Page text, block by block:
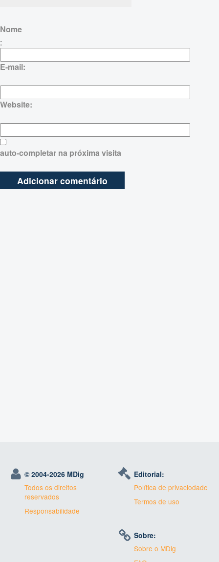
Nome
:
E-mail:
Website:
auto-completar na próxima visita
© 2004-2026 MDig
Todos os direitos
reservados
Responsabilidade
Editorial:
Política de privaciodade
Termos de uso
Sobre:
Sobre o MDig